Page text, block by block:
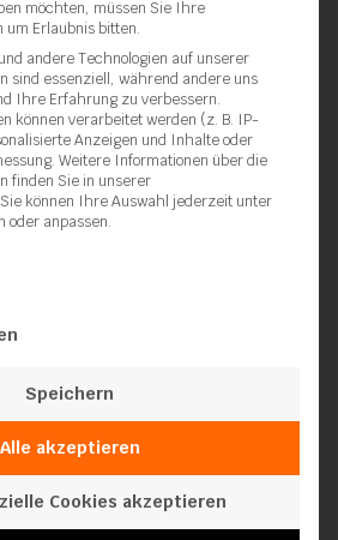
möchten, müssen Sie Ihre
Erlaubnis bitten.
andere Technologien auf unserer
sind essenziell, während andere uns
Ihre Erfahrung zu verbessern.
können verarbeitet werden (z. B. IP-
Anzeigen und Inhalte oder
Weitere Informationen über die
finden Sie in unserer
Sie können Ihre Auswahl jederzeit unter
oder anpassen.
Service-Gruppen, für die eine
Speichern
Alle akzeptieren
Cookies akzeptieren